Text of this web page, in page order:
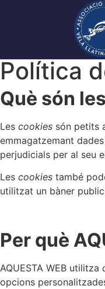
Política
Què són les
Les cookies són petits
emmagatzemant
perjudicials per al seu
Les cookies també
utilitzat un bàner
Per què
AQUESTA WEB utilitza
opcions